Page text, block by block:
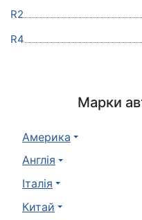
R2
R4
Марки
Америка
Англія
Італія
Китай